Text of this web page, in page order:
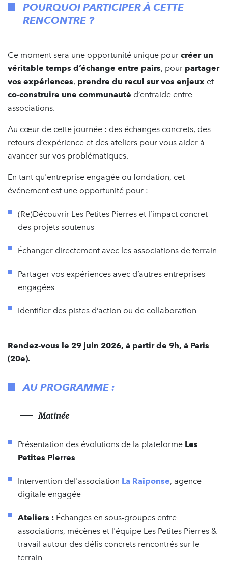
POURQUOI PARTICIPER À CETTE
RENCONTRE ?
Ce moment sera une opportunité unique pour créer un
véritable temps d’échange entre pairs, pour partager
vos expériences, prendre du recul sur vos enjeux et
co‑construire une communauté d’entraide entre
associations.
Au cœur de cette journée : des échanges concrets, des
retours d’expérience et des ateliers pour vous aider à
avancer sur vos problématiques.
En tant qu'entreprise engagée ou fondation, cet
événement est une opportunité pour :
(Re)Découvrir Les Petites Pierres et l’impact concret
des projets soutenus
Échanger directement avec les associations de terrain
Partager vos expériences avec d’autres entreprises
engagées
Identifier des pistes d’action ou de collaboration
Rendez-vous le 29 juin 2026, à partir de 9h, à Paris
(20e).
AU PROGRAMME :
Matinée
Présentation des évolutions de la plateforme Les
Petites Pierres
Intervention del'association La Raiponse, agence
digitale engagée
Ateliers : Échanges en sous-groupes entre
associations, mécènes et l'équipe Les Petites Pierres &
travail autour des défis concrets rencontrés sur le
terrain